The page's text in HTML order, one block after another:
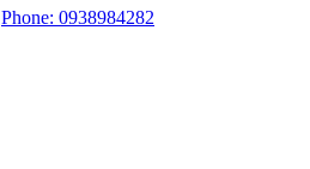
Phone: 0938984282